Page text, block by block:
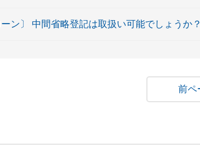
ーン〕 中間省略登記は取扱い可能でしょうか？